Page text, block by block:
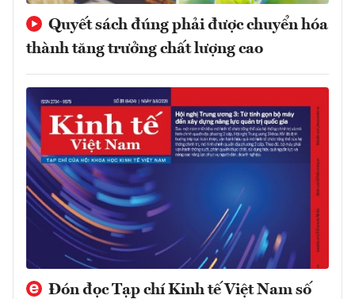
Quyết sách đúng phải được chuyển hóa
thành tăng trưởng chất lượng cao
Đón đọc Tạp chí Kinh tế Việt Nam số